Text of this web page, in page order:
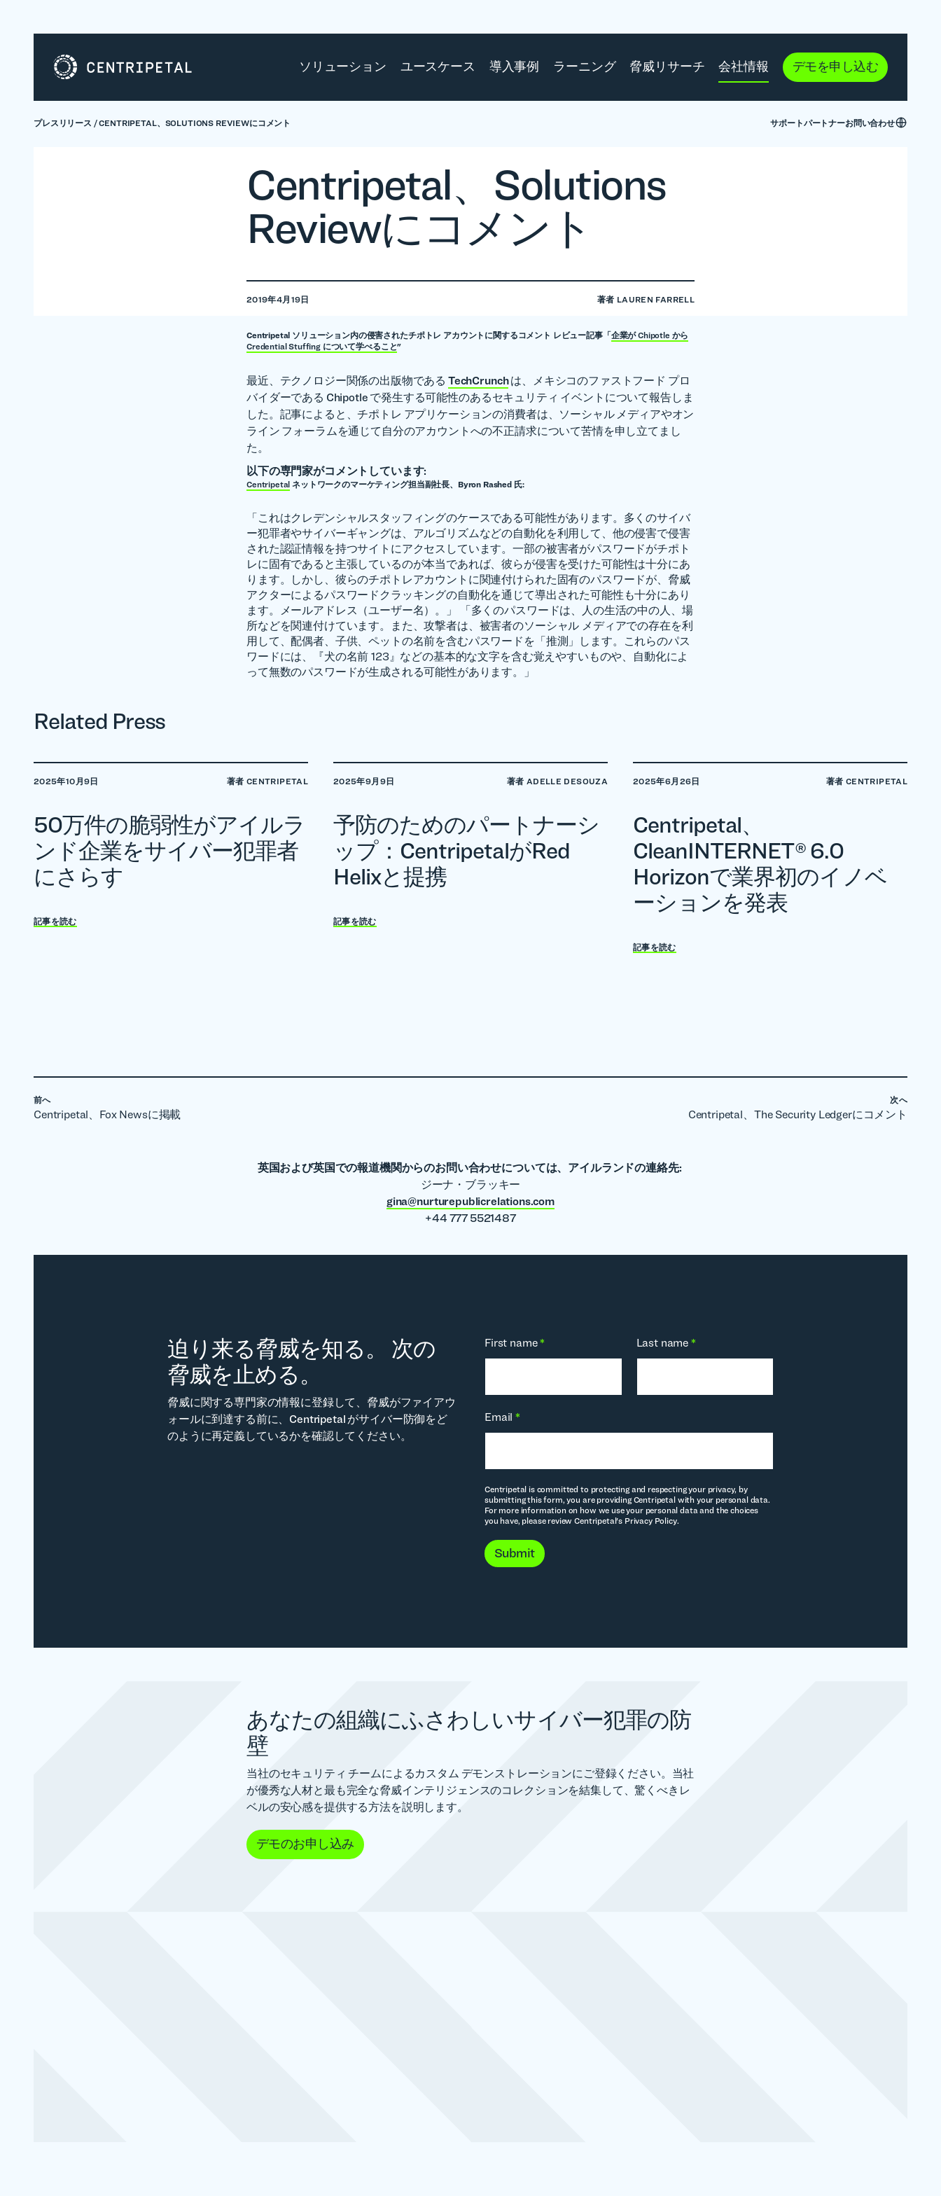
ソリューション ユースケース 導入事例 ラーニング 脅威リサーチ 会社情報 デモを申し込む
プレスリリース /CENTRIPETAL、SOLUTIONS REVIEWにコメント サポートパートナーお問い合わせ
Centripetal、Solutions
Reviewにコメント
2019年4月19日 著者 LAUREN FARRELL
Centripetal ソリューション内の侵害されたチポトレ アカウントに関するコメント レビュー記事「企業が Chipotle から
Credential Stuffing について学べること"
最近、テクノロジー関係の出版物である TechCrunchは、メキシコのファストフード プロ
バイダーである Chipotle で発生する可能性のあるセキュリティ イベントについて報告しま
した。記事によると、チポトレ アプリケーションの消費者は、ソーシャル メディアやオン
ライン フォーラムを通じて自分のアカウントへの不正請求について苦情を申し立てまし
た。
以下の専門家がコメントしています:
Centripetal ネットワークのマーケティング担当副社長、Byron Rashed 氏:
「これはクレデンシャルスタッフィングのケースである可能性があります。多くのサイバ
ー犯罪者やサイバーギャングは、アルゴリズムなどの自動化を利用して、他の侵害で侵害
された認証情報を持つサイトにアクセスしています。一部の被害者がパスワードがチポト
レに固有であると主張しているのが本当であれば、彼らが侵害を受けた可能性は十分にあ
ります。しかし、彼らのチポトレアカウントに関連付けられた固有のパスワードが、脅威
アクターによるパスワードクラッキングの自動化を通じて導出された可能性も十分にあり
ます。メールアドレス（ユーザー名）。」 「多くのパスワードは、人の生活の中の人、場
所などを関連付けています。また、攻撃者は、被害者のソーシャル メディアでの存在を利
用して、配偶者、子供、ペットの名前を含むパスワードを「推測」します。これらのパス
ワードには、『犬の名前 123』などの基本的な文字を含む覚えやすいものや、自動化によ
って無数のパスワードが生成される可能性があります。」
Related Press
2025年10月9日 著者 CENTRIPETAL
50万件の脆弱性がアイルラ
ンド企業をサイバー犯罪者
にさらす
記事を読む
2025年9月9日 著者 ADELLE DESOUZA
予防のためのパートナーシ
ップ：CentripetalがRed
Helixと提携
記事を読む
2025年6月26日 著者 CENTRIPETAL
Centripetal、
CleanINTERNET® 6.0
Horizonで業界初のイノベ
ーションを発表
記事を読む
前へ
Centripetal、Fox Newsに掲載
次へ
Centripetal、The Security Ledgerにコメント
英国および英国での報道機関からのお問い合わせについては、アイルランドの連絡先:
ジーナ・ブラッキー
gina@nurturepublicrelations.com
+44 777 5521487
迫り来る脅威を知る。 次の
脅威を止める。
脅威に関する専門家の情報に登録して、脅威がファイアウ
ォールに到達する前に、Centripetal がサイバー防御をど
のように再定義しているかを確認してください。
First name* Last name *
Email*
Centripetal is committed to protecting and respecting your privacy, by
submitting this form, you are providing Centripetal with your personal data.
For more information on how we use your personal data and the choices
you have, please review Centripetal's Privacy Policy.
Submit
あなたの組織にふさわしいサイバー犯罪の防
壁
当社のセキュリティ チームによるカスタム デモンストレーションにご登録ください。当社
が優秀な人材と最も完全な脅威インテリジェンスのコレクションを結集して、驚くべきレ
ベルの安心感を提供する方法を説明します。
デモのお申し込み